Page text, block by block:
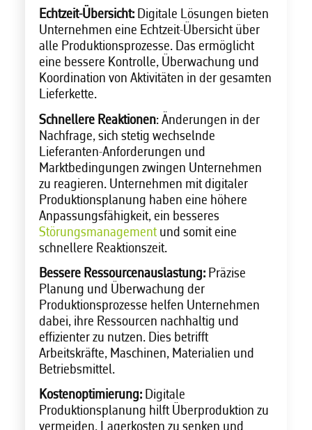
Echtzeit-Übersicht: Digitale Lösungen bieten
Unternehmen eine Echtzeit-Übersicht über
alle Produktionsprozesse. Das ermöglicht
eine bessere Kontrolle, Überwachung und
Koordination von Aktivitäten in der gesamten
Lieferkette.
Schnellere Reaktionen: Änderungen in der
Nachfrage, sich stetig wechselnde
Lieferanten-Anforderungen und
Marktbedingungen zwingen Unternehmen
zu reagieren. Unternehmen mit digitaler
Produktionsplanung haben eine höhere
Anpassungsfähigkeit, ein besseres
Störungsmanagementund somit eine
schnellere Reaktionszeit.
Bessere Ressourcenauslastung:Präzise
Planung und Überwachung der
Produktionsprozesse helfen Unternehmen
dabei, ihre Ressourcen nachhaltig und
effizienter zu nutzen. Dies betrifft
Arbeitskräfte, Maschinen, Materialien und
Betriebsmittel.
Kostenoptimierung:Digitale
Produktionsplanung hilft Überproduktion zu